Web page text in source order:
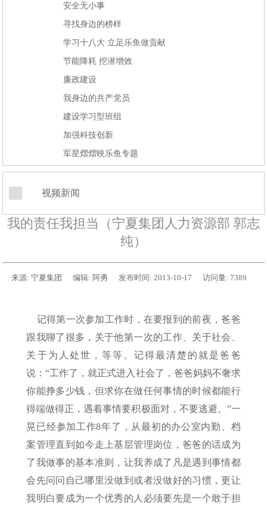
安全无小事
寻找身边的榜样
学习十八大 立足乐鱼做贡献
节能降耗 挖潜增效
廉政建设
我身边的共产党员
建设学习型班组
加强科技创新
军星熠熠映乐鱼专题
视频新闻
我的责任我担当（宁夏集团人力资源部 郭志
纯）
来源: 宁夏集团 编辑: 阿勇 发布时间: 2013-10-17 访问量: 7389
记得第一次参加工作时，在要报到的前夜，爸爸
跟我聊了很多，关于他第一次的工作、关于社会、
关于为人处世，等等。记得最清楚的就是爸爸
说：“工作了，就正式进入社会了，爸爸妈妈不奢求
你能挣多少钱，但求你在做任何事情的时候都能行
得端做得正，遇着事情要积极面对，不要逃避。”一
晃已经参加工作8年了，从最初的办公室内勤、档
案管理直到如今走上基层管理岗位，爸爸的话成为
了我做事的基本准则，让我养成了凡是遇到事情都
会先问问自己哪里没做到或者没做好的习惯，更让
我明白要成为一个优秀的人必须要先是一个敢于担